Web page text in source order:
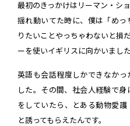
最初のきっかけはリーマン・シ
揺れ動いてた時に、僕は「め
りたいことやっちゃわないと損
ーを使いイギリスに向かいました
英語も会話程度しかできなか
した。その間、社会人経験で
をしていたら、とある動物愛護
と誘ってもらえたんです。